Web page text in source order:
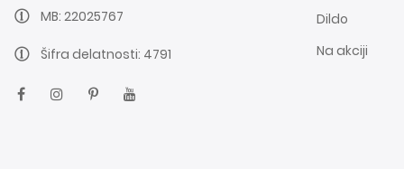
MB: 22025767
Šifra delatnosti: 4791
Dildo
Na akciji